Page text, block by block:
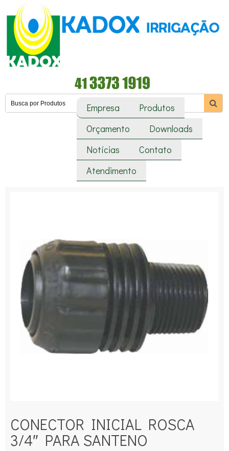
Empresa
Produtos
Orçamento
Downloads
Notícias
Contato
Atendimento
CONECTOR INICIAL ROSCA
3/4″ PARA SANTENO